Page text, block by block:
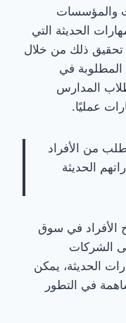
والمؤسسات
الحديثة التي
تحقيق ذلك من خلال
المطلوبة في
المدارس
عمليًا.
من الأفراد
الحديثة
الأفراد في سوق
الشركات
الحديثة، يمكن
في التطور